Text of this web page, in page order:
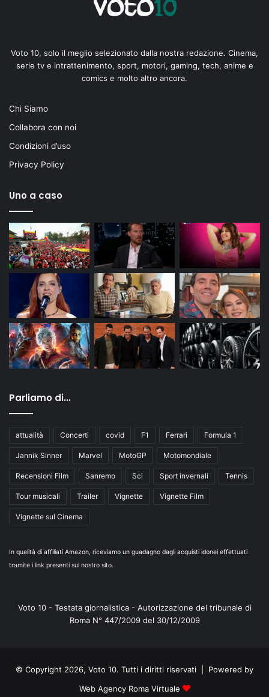
Voto 10, solo il meglio selezionato dalla nostra redazione. Cinema,
serie tv e intrattenimento, sport, motori, gaming, tech, anime e
comics e molto altro ancora.
Chi Siamo
Collabora con noi
Condizioni d’uso
Privacy Policy
Uno a caso
Parliamo di…
attualità Concerti covid F1 Ferrari Formula 1
Jannik Sinner Marvel MotoGP Motomondiale
Recensioni Film Sanremo Sci Sport invernali Tennis
Tour musicali Trailer Vignette Vignette Film
Vignette sul Cinema
In qualità di affiliati Amazon, riceviamo un guadagno dagli acquisti idonei effettuati
tramite i link presenti sul nostro sito.
Voto 10 - Testata giornalistica - Autorizzazione del tribunale di
Roma N° 447/2009 del 30/12/2009
© Copyright 2026, Voto 10. Tutti i diritti riservati | Powered by
Web Agency Roma Virtuale